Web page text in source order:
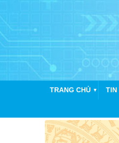
TRANG CHỦ ▼ TIN